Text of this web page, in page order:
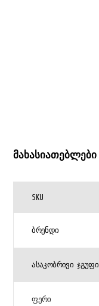
მახასიათებლები
SKU
ᲑᲠᲔᲜᲓᲘ
ᲐᲡᲐᲙᲝᲑᲠᲘᲕᲘ ᲯᲒᲣᲤᲘ
ᲤᲔᲠᲘ